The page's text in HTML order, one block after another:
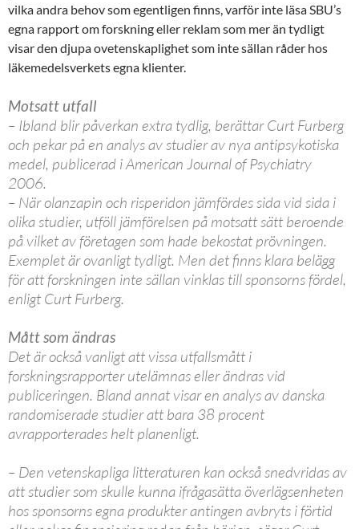
vilka andra behov som egentligen finns, varför inte läsa SBU’s
egna rapport om forskning eller reklam som mer än tydligt
visar den djupa ovetenskaplighet som inte sällan råder hos
läkemedelsverkets egna klienter.
Motsatt utfall
– Ibland blir påverkan extra tydlig, berättar Curt Furberg
och pekar på en analys av studier av nya antipsykotiska
medel, publicerad i American Journal of Psychiatry
2006.
– När olanzapin och risperidon jämfördes sida vid sida i
olika studier, utföll jämförelsen på motsatt sätt beroende
på vilket av företagen som hade bekostat prövningen.
Exemplet är ovanligt tydligt. Men det finns klara belägg
för att forskningen inte sällan vinklas till sponsorns fördel,
enligt Curt Furberg.
Mått som ändras
Det är också vanligt att vissa utfallsmått i
forskningsrapporter utelämnas eller ändras vid
publiceringen. Bland annat visar en analys av danska
randomiserade studier att bara 38 procent
avrapporterades helt planenligt.
– Den vetenskapliga litteraturen kan också snedvridas av
att studier som skulle kunna ifrågasätta överlägsenheten
hos sponsorns egna produkter antingen avbryts i förtid